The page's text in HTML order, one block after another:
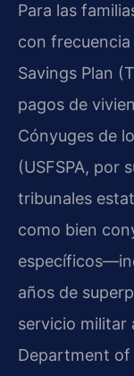
Para las
con
Savings Plan
pagos de
Cónyuges de
(USFSPA, por
tribunales
como bien
años de
servicio
Department of